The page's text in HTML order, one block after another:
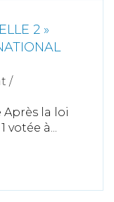
2 »
/
Après la loi
à...